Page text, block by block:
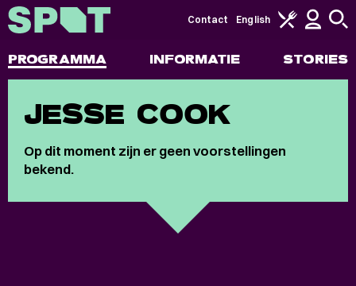
PROGRAMMA INFORMATIE STORIES
Contact English
JESSE COOK
Op dit moment zijn er geen voorstellingen
bekend.